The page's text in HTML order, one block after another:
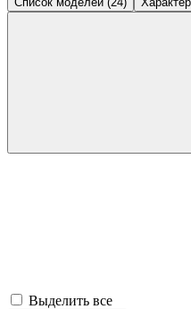
Выделить все